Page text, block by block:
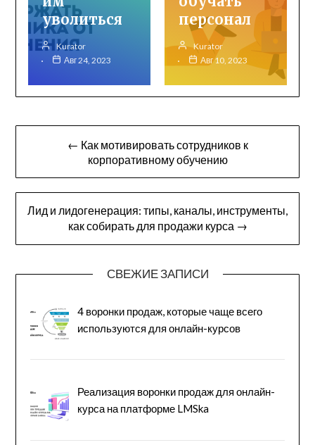
уволиться
Kurator
Авг 24, 2023
персонал
Kurator
Авг 10, 2023
Навигация
← Как мотивировать сотрудников к
корпоративному обучению
Лид и лидогенерация: типы, каналы, инструменты,
как собирать для продажи курса →
СВЕЖИЕ ЗАПИСИ
4 воронки продаж, которые чаще всего
используются для онлайн-курсов
Реализация воронки продаж для онлайн-
курса на платформе LMSka